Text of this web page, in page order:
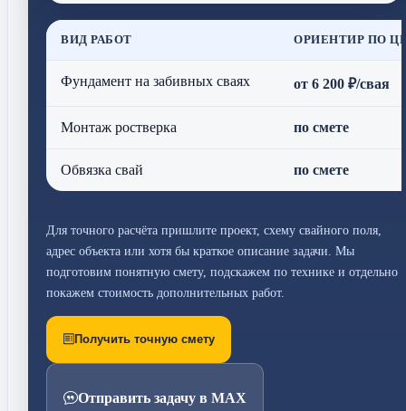
ВИД РАБОТ ОРИЕНТИР ПО
Фундамент на забивных сваях от 6 200 ₽/свая
Монтаж ростверка по смете
Обвязка свай по смете
Для точного расчёта пришлите проект, схему свайного поля,
адрес объекта или хотя бы краткое описание задачи. Мы
подготовим понятную смету, подскажем по технике и отдельно
покажем стоимость дополнительных работ.
Получить точную смету
Отправить задачу в MAX